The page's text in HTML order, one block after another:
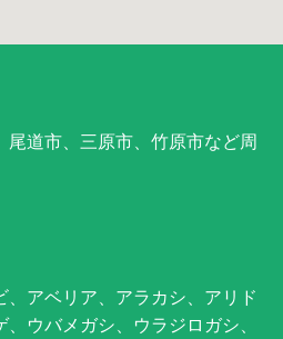
道市、三原市、竹原市など周
アベリア、アラカシ、アリド
ウバメガシ、ウラジロガシ、